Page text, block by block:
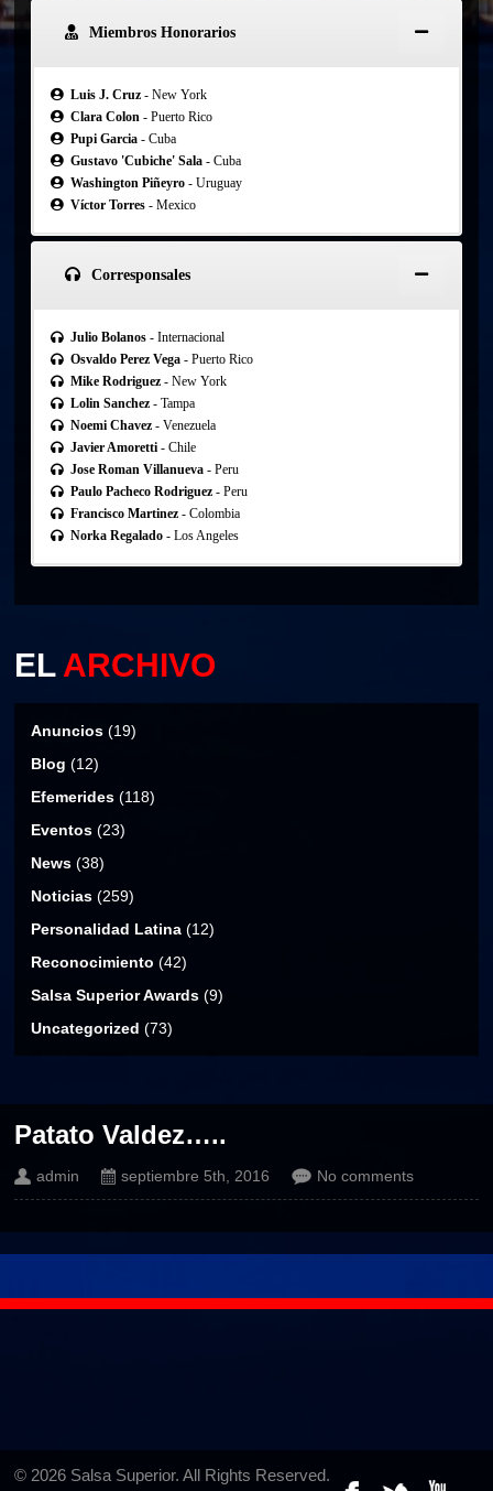
Miembros Honorarios
Luis J. Cruz- New York
Clara Colon- Puerto Rico
Pupi Garcia- Cuba
Gustavo 'Cubiche' Sala- Cuba
Washington Piñeyro - Uruguay
Víctor Torres - Mexico
Corresponsales
Julio Bolanos- Internacional
Osvaldo Perez Vega- Puerto Rico
Mike Rodriguez- New York
Lolin Sanchez- Tampa
Noemi Chavez- Venezuela
Javier Amoretti- Chile
Jose Roman Villanueva- Peru
Paulo Pacheco Rodriguez- Peru
Francisco Martinez- Colombia
Norka Regalado- Los Angeles
ELARCHIVO
Anuncios (19)
Blog (12)
Efemerides (118)
Eventos (23)
News (38)
Noticias (259)
Personalidad Latina (12)
Reconocimiento (42)
Salsa Superior Awards (9)
Uncategorized (73)
Patato Valdez…..
admin septiembre 5th, 2016 No comments
© 2026 Salsa Superior. All Rights Reserved.